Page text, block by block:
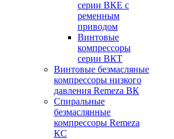
серии ВКЕ с
ременным
приводом
Винтовые
компрессоры
серии ВКТ
Винтовые безмасляные
компрессоры низкого
давления Remeza ВК
Спиральные
безмаслянные
компрессоры Remeza
КС